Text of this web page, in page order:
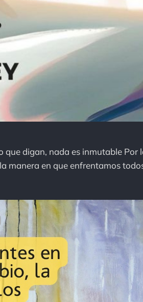
que digan, nada es inmutable Por
manera en que enfrentamos